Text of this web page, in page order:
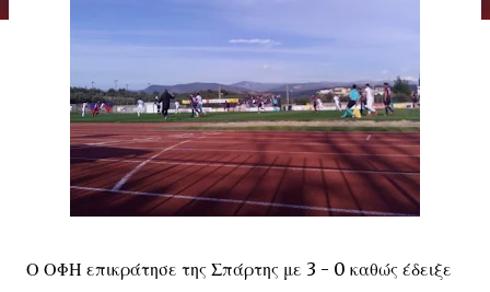
Ο ΟΦΗ επικράτησε της Σπάρτης με 3 - 0 καθώς έδειξε